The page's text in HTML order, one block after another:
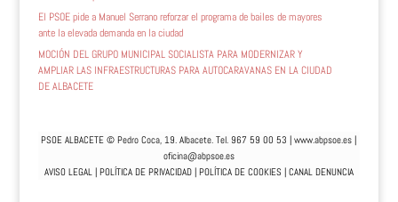
El PSOE pide a Manuel Serrano reforzar el programa de bailes de mayores
ante la elevada demanda en la ciudad
MOCIÓN DEL GRUPO MUNICIPAL SOCIALISTA PARA MODERNIZAR Y
AMPLIAR LAS INFRAESTRUCTURAS PARA AUTOCARAVANAS EN LA CIUDAD
DE ALBACETE
PSOE ALBACETE © Pedro Coca, 19. Albacete. Tel. 967 59 00 53 |www.abpsoe.es |
oficina@abpsoe.es
AVISO LEGAL| POLÍTICA DE PRIVACIDAD| POLÍTICA DE COOKIES | CANAL DENUNCIA